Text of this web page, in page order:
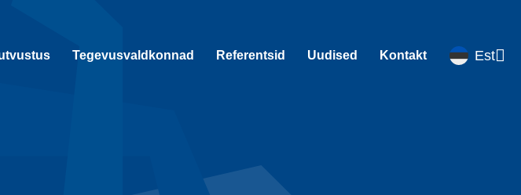
Tegevusvaldkonnad Referentsid Uudised Kontakt Est